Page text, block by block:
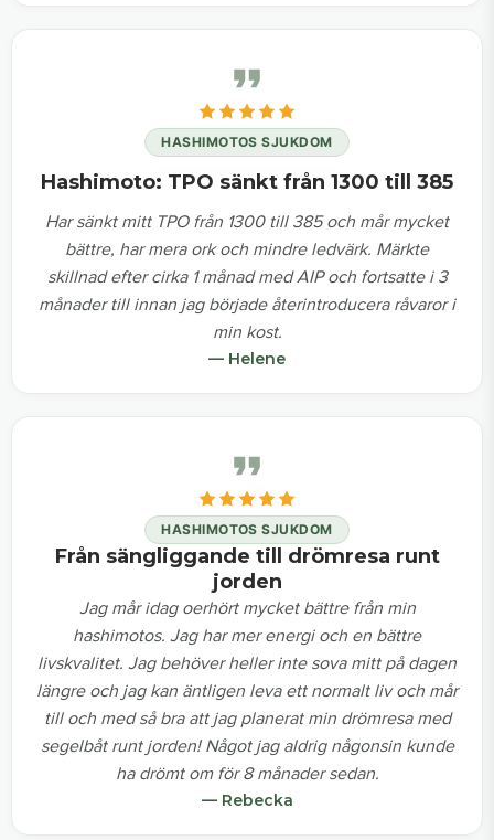
HASHIMOTOS SJUKDOM
Hashimoto: TPO sänkt från 1300 till 385
Har sänkt mitt TPO från 1300 till 385 och mår mycket
bättre, har mera ork och mindre ledvärk. Märkte
skillnad efter cirka 1 månad med AIP och fortsatte i 3
månader till innan jag började återintroducera råvaror i
min kost.
— Helene
HASHIMOTOS SJUKDOM
Från sängliggande till drömresa runt
jorden
Jag mår idag oerhört mycket bättre från min
hashimotos. Jag har mer energi och en bättre
livskvalitet. Jag behöver heller inte sova mitt på dagen
längre och jag kan äntligen leva ett normalt liv och mår
till och med så bra att jag planerat min drömresa med
segelbåt runt jorden! Något jag aldrig någonsin kunde
ha drömt om för 8 månader sedan.
— Rebecka